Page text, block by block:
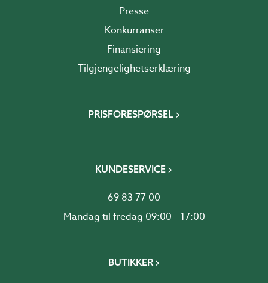
Presse
Konkurranser
Finansiering
Tilgjengelighetserklæring
PRISFORESPØRSEL
KUNDESERVICE
69 83 77 00
Mandag til fredag 09:00 - 17:00
BUTIKKER